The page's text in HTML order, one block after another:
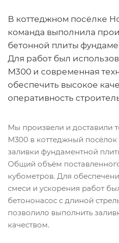
В коттеджном посёлке
команда выполнила
бетонной плиты
Для работ был
М300 и современная
обеспечить высокое
оперативность
Мы произвели и доставили
М300 в коттеджный
заливки фундаментной
Общий объём
кубометров. Для
смеси и ускорения работ
бетононасос с длиной
позволило выполнить
качеством.